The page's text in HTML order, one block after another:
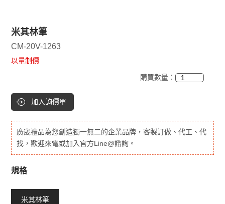
米其林筆
CM-20V-1263
以量制價
購買數量：
加入詢價單
廣宬禮品為您創造獨一無二的企業品牌，客製訂做、代工、代
找，歡迎來電或加入官方Line@諮詢。
規格
米其林筆